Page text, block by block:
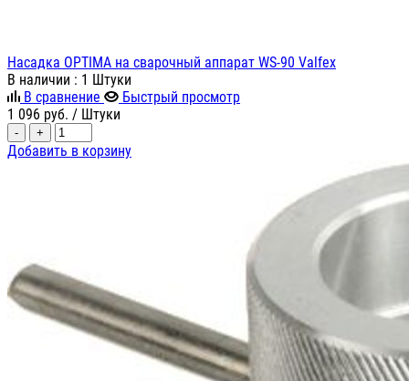
Насадка OPTIMA на сварочный аппарат WS-90 Valfex
В наличии : 1 Штуки
В сравнение
Быстрый просмотр
1 096 руб. / Штуки
- +
Добавить в корзину